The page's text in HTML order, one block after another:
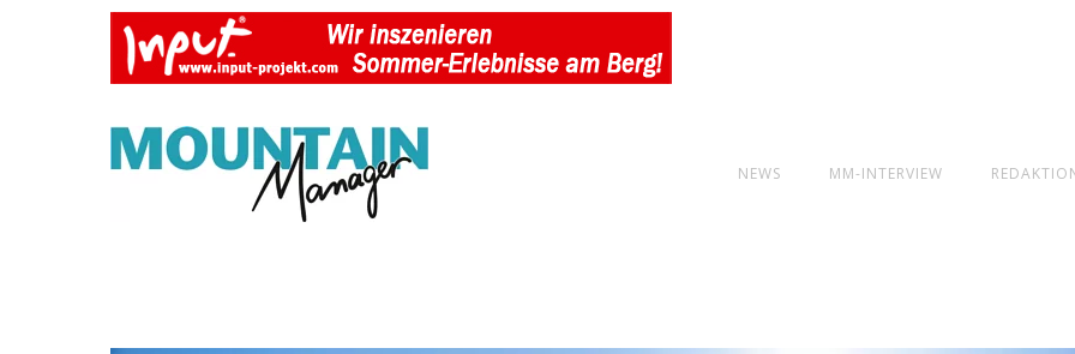
NEWS MM-INTERVIEW